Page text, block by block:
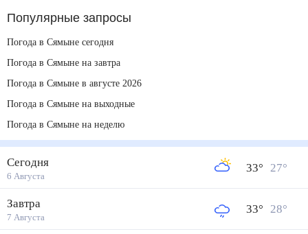
Популярные запросы
Погода в Сямыне сегодня
Погода в Сямыне на завтра
Погода в Сямыне в августе 2026
Погода в Сямыне на выходные
Погода в Сямыне на неделю
Сегодня
6 Августа
33° 27°
Завтра
7 Августа
33° 28°